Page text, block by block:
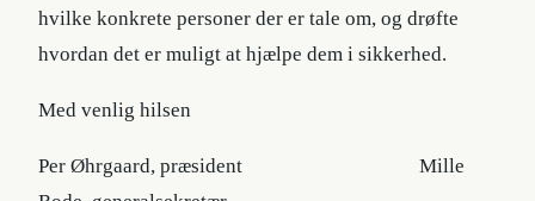
hvilke konkrete personer der er tale om, og drøfte
hvordan det er muligt at hjælpe dem i sikkerhed.
Med venlig hilsen
Per Øhrgaard, præsident Mille